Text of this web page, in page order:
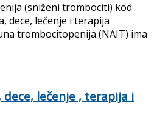
(sniženi trombociti) kod
dece, lečenje i terapija
trombocitopenija (NAIT) ima
lečenje , terapija i